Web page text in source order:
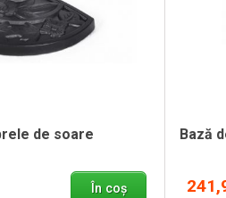
de soare
În coș
Bază